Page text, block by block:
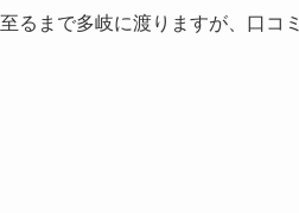
るまで多岐に渡りますが、口コミ